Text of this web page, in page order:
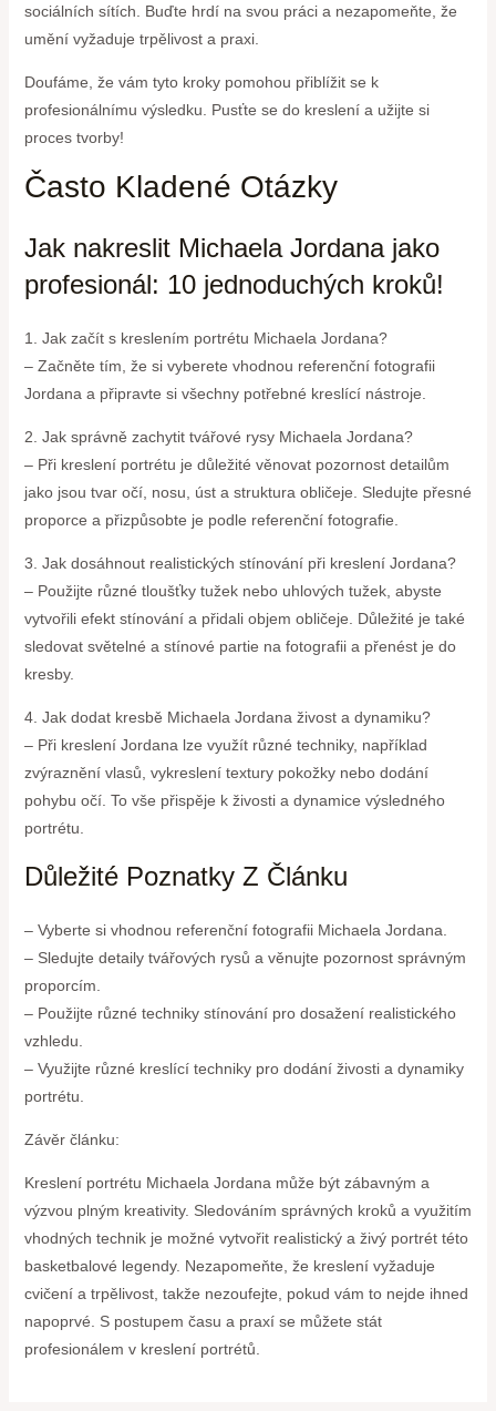
sociálních sítích. Buďte hrdí na svou práci a nezapomeňte, že
umění vyžaduje trpělivost a praxi.
Doufáme, že vám tyto kroky pomohou přiblížit se k
profesionálnímu výsledku. Pusťte se do kreslení a užijte si
proces tvorby!
Často Kladené Otázky
Jak nakreslit Michaela Jordana jako
profesionál: 10 jednoduchých kroků!
1. Jak začít s kreslením portrétu Michaela Jordana?
– Začněte tím, že si vyberete vhodnou referenční fotografii
Jordana a připravte si všechny potřebné kreslící nástroje.
2. Jak správně zachytit tvářové rysy Michaela Jordana?
– Při kreslení portrétu je důležité věnovat pozornost detailům
jako jsou tvar očí, nosu, úst a struktura obličeje. Sledujte přesné
proporce a přizpůsobte je podle referenční fotografie.
3. Jak dosáhnout realistických stínování při kreslení Jordana?
– Použijte různé tloušťky tužek nebo uhlových tužek, abyste
vytvořili efekt stínování a přidali objem obličeje. Důležité je také
sledovat světelné a stínové partie na fotografii a přenést je do
kresby.
4. Jak dodat kresbě Michaela Jordana živost a dynamiku?
– Při kreslení Jordana lze využít různé techniky, například
zvýraznění vlasů, vykreslení textury pokožky nebo dodání
pohybu očí. To vše přispěje k živosti a dynamice výsledného
portrétu.
Důležité Poznatky Z Článku
– Vyberte si vhodnou referenční fotografii Michaela Jordana.
– Sledujte detaily tvářových rysů a věnujte pozornost správným
proporcím.
– Použijte různé techniky stínování pro dosažení realistického
vzhledu.
– Využijte různé kreslící techniky pro dodání živosti a dynamiky
portrétu.
Závěr článku:
Kreslení portrétu Michaela Jordana může být zábavným a
výzvou plným kreativity. Sledováním správných kroků a využitím
vhodných technik je možné vytvořit realistický a živý portrét této
basketbalové legendy. Nezapomeňte, že kreslení vyžaduje
cvičení a trpělivost, takže nezoufejte, pokud vám to nejde ihned
napoprvé. S postupem času a praxí se můžete stát
profesionálem v kreslení portrétů.